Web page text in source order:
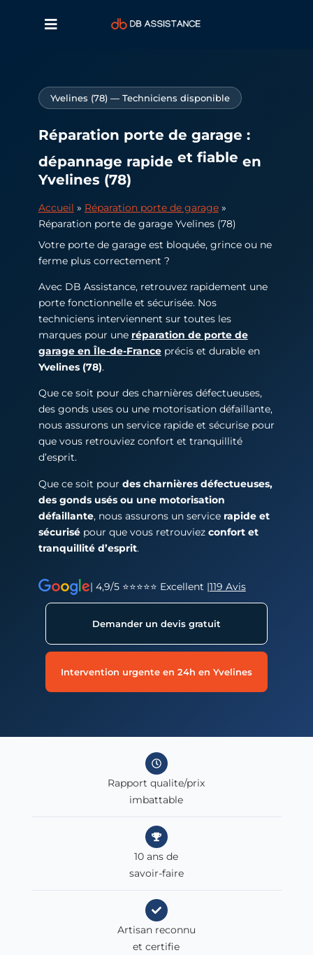
Yvelines (78) — Techniciens disponible
Réparation porte de garage :
dépannage rapide et fiable en
Yvelines (78)
Accueil » Réparation porte de garage»
Réparation porte de garage Yvelines (78)
Votre porte de garage est bloquée, grince ou ne
ferme plus correctement ?
Avec DB Assistance, retrouvez rapidement une
porte fonctionnelle et sécurisée. Nos
techniciens interviennent sur toutes les
marques pour une réparation de porte de
garage en Île-de-Franceprécis et durable en
Yvelines (78).
Que ce soit pour des charnières défectueuses,
des gonds uses ou une motorisation défaillante,
nous assurons un service rapide et sécurise pour
que vous retrouviez confort et tranquillité
d’esprit.
Que ce soit pour des charnières défectueuses,
des gonds usés ou une motorisation
défaillante, nous assurons un service rapide et
sécurisépour que vous retrouviez confort et
tranquillité d’esprit.
| 4,9/5 ⭐⭐⭐⭐⭐ Excellent |119 Avis
Demander un devis gratuit
Intervention urgente en 24h en Yvelines
Rapport qualite/prix
imbattable
10 ans de
savoir-faire
Artisan reconnu
et certifie